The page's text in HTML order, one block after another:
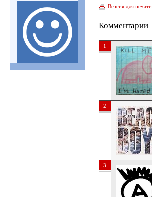
Версия для печати
Комментарии
1
2
3